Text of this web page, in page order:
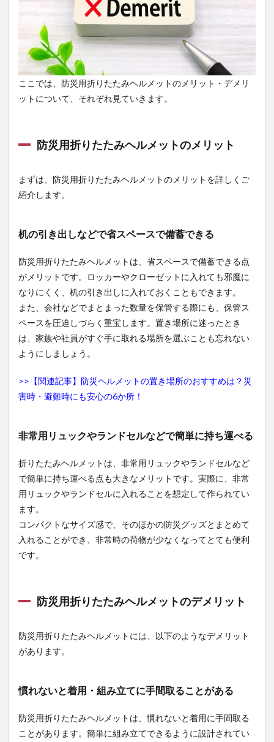
非常用
リュッ
クやラ
ンドセ
で簡単
2.2
りた
たみ
ヘル
デメ
ト
2.2.1
慣れな
いと着
用・組
み立て
に手間
取るこ
とがあ
2.2.2
工事
ルメッ
トと比
種類が
少ない
3
折り
み防
災ヘ
ルメ
ット
用と
兼用
みヘ
ット
の失
敗し
ここでは、防災用折りたたみヘルメットのメリット・デメリ
ットについて、それぞれ見ていきます。
防災用折りたたみヘルメットのメリット
まずは、防災用折りたたみヘルメットのメリットを詳しくご
紹介します。
机の引き出しなどで省スペースで備蓄できる
防災用折りたたみヘルメットは、省スペースで備蓄できる点
がメリットです。ロッカーやクローゼットに入れても邪魔に
なりにくく、机の引き出しに入れておくこともできます。
また、会社などでまとまった数量を保管する際にも、保管ス
ペースを圧迫しづらく重宝します。置き場所に迷ったとき
は、家族や社員がすぐ手に取れる場所を選ぶことも忘れない
ようにしましょう。
>>【関連記事】防災ヘルメットの置き場所のおすすめは？災
害時・避難時にも安心の6か所！
非常用リュックやランドセルなどで簡単に持ち運べる
折りたたみヘルメットは、非常用リュックやランドセルなど
で簡単に持ち運べる点も大きなメリットです。実際に、非常
用リュックやランドセルに入れることを想定して作られてい
ます。
コンパクトなサイズ感で、そのほかの防災グッズとまとめて
入れることができ、非常時の荷物が少なくなってとても便利
です。
防災用折りたたみヘルメットのデメリット
防災用折りたたみヘルメットには、以下のようなデメリット
があります。
慣れないと着用・組み立てに手間取ることがある
防災用折りたたみヘルメットは、慣れないと着用に手間取る
ことがあります。簡単に組み立てできるように設計されてい